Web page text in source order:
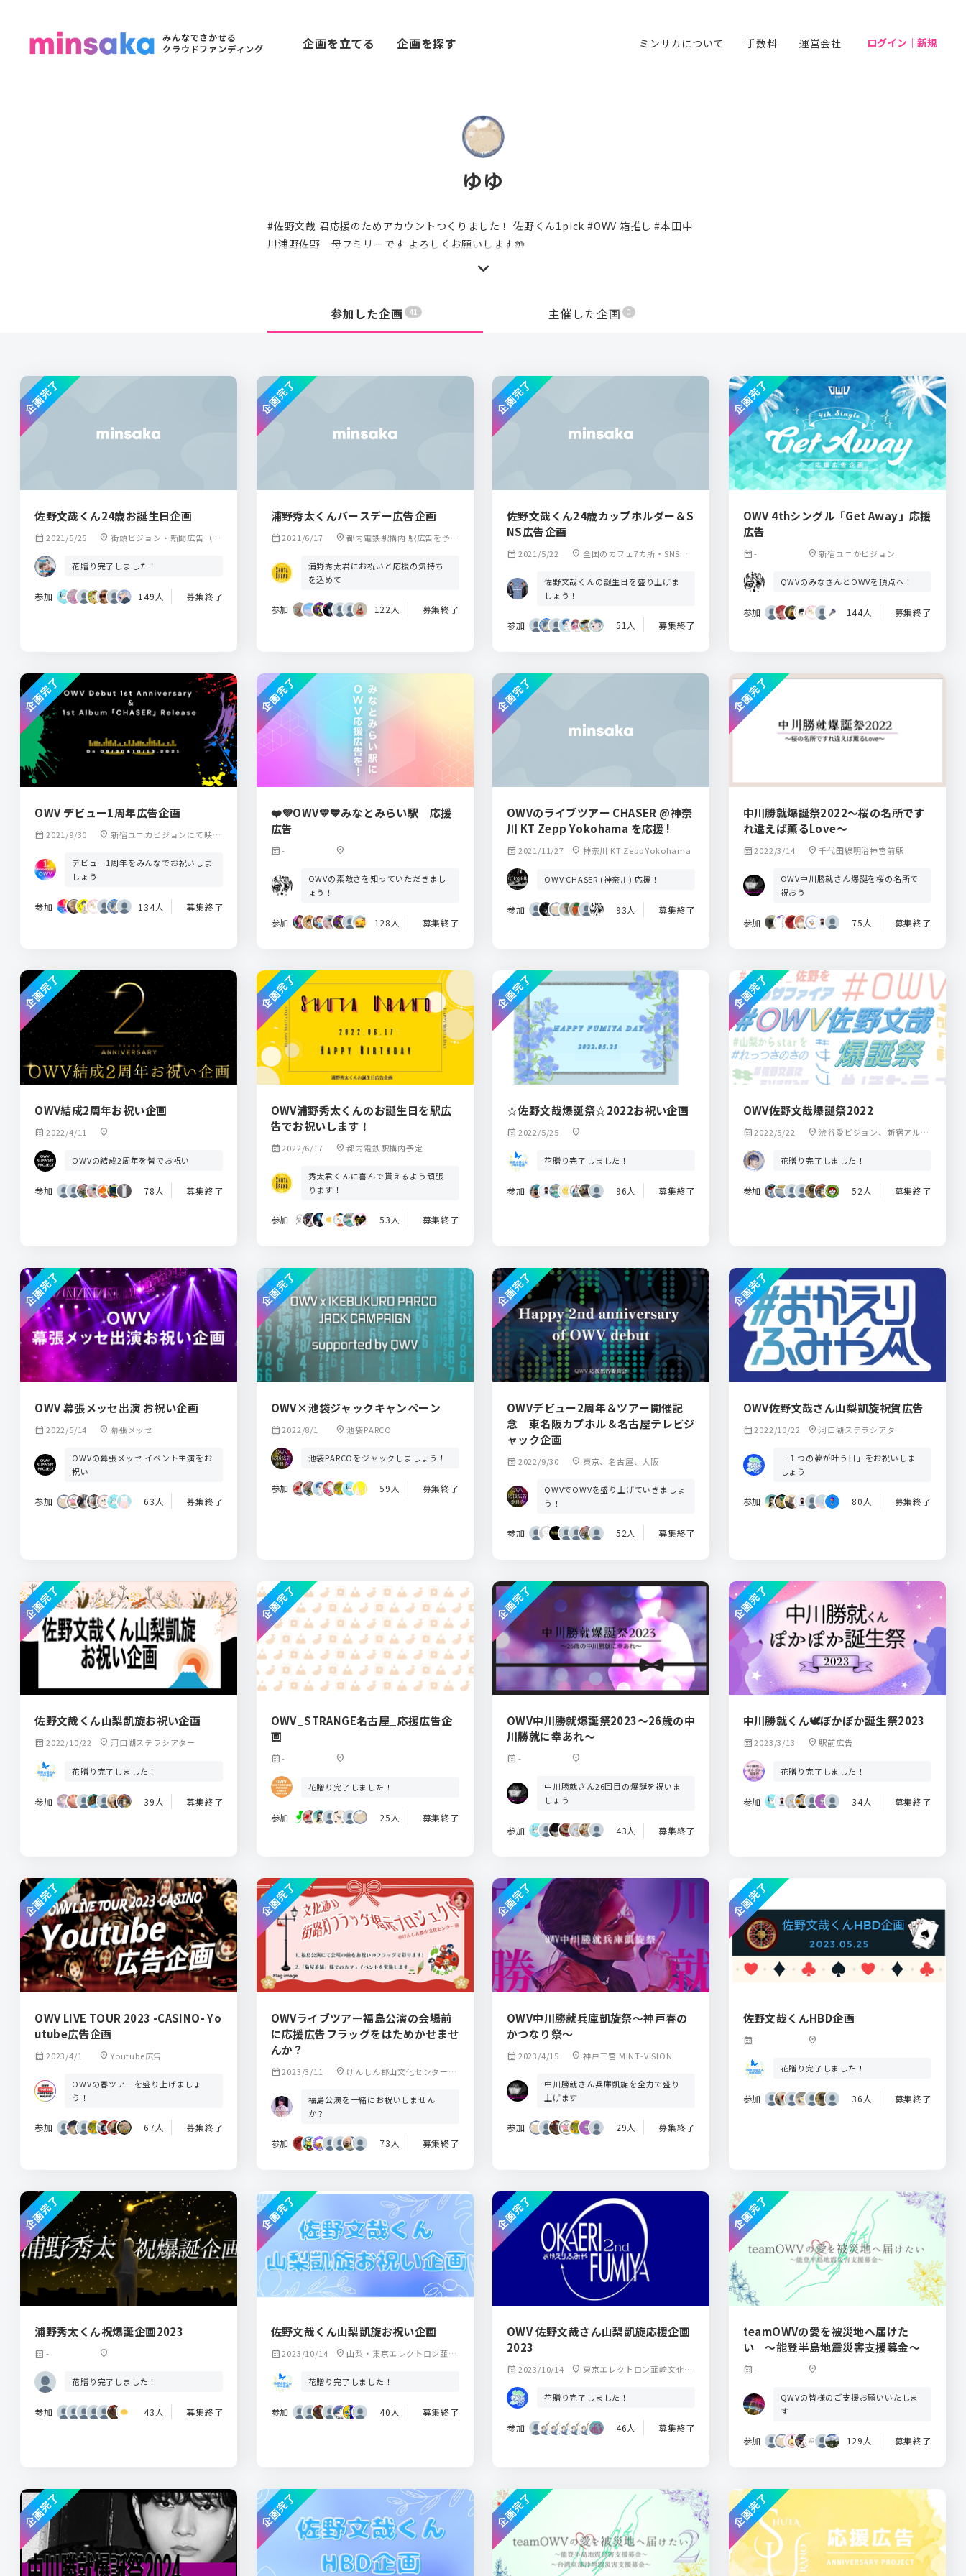
みんなでさかせる
クラウドファンディング
企画を立てる 企画を探す ミンサカについて 手数料 運営会社 ログイン｜新規
ゆゆ
#佐野文哉 君応援のためアカウントつくりました！ 佐野くん1pick #OWV 箱推し #本田中
川浦野佐野 母フミリーです よろしくお願いします🤲
参加した企画 41 主催した企画 0
佐野文哉くん24歳お誕生日企画
calendar_month 2021/5/25 location_on 街頭ビジョン・新聞広告（詳
花贈り完了しました！
参加 149人 募集終了
企画完了
浦野秀太くんバースデー広告企画
calendar_month2021/6/17 location_on 都内電鉄駅構内 駅広告を予定
浦野秀太君にお祝いと応援の気持ち
を込めて
参加 122人 募集終了
企画完了
佐野文哉くん24歳カップホルダー＆S
NS広告企画
calendar_month 2021/5/22 location_on 全国のカフェ7カ所・SNS広
佐野文哉くんの誕生日を盛り上げま
しょう！
参加 51人 募集終了
企画完了
OWV 4thシングル「Get Away」応援
広告
calendar_month- location_on 新宿ユニかビジョン
QWVのみなさんとOWVを頂点へ！
参加 144人 募集終了
企画完了
OWV デビュー1周年広告企画
calendar_month 2021/9/30 location_on 新宿ユニカビジョンにて映像
ポスター広告掲出
デビュー1周年をみんなでお祝いしま
しょう
参加 134人 募集終了
企画完了
❤️💜OWV💛💙みなとみらい駅 応援
広告
calendar_month- location_on
OWVの素敵さを知っていただきまし
ょう！
参加 128人 募集終了
企画完了
OWVのライブツアー CHASER @神奈
川 KT Zepp Yokohama を応援 !
calendar_month 2021/11/27 location_on 神奈川 KT Zepp Yokohama
OWV CHASER (神奈川) 応援！
参加 93人 募集終了
企画完了
中川勝就爆誕祭2022～桜の名所です
れ違えば薫るLove～
calendar_month2022/3/14 location_on 千代田線明治神宮前駅
OWV中川勝就さん爆誕を桜の名所で
祝おう
参加 75人 募集終了
企画完了
OWV結成2周年お祝い企画
calendar_month 2022/4/11 location_on
OWVの結成2周年を皆でお祝い
参加 78人 募集終了
企画完了
OWV浦野秀太くんのお誕生日を駅広
告でお祝いします！
calendar_month2022/6/17 location_on 都内電鉄駅構内予定
秀太君くんに喜んで貰えるよう頑張
ります！
参加 53人 募集終了
企画完了
☆佐野文哉爆誕祭☆2022お祝い企画
calendar_month 2022/5/25 location_on
花贈り完了しました！
参加 96人 募集終了
企画完了
OWV佐野文哉爆誕祭2022
calendar_month2022/5/22 location_on 渋谷愛ビジョン、新宿アルタ
花贈り完了しました！
参加 52人 募集終了
企画完了
OWV 幕張メッセ出演 お祝い企画
calendar_month 2022/5/14 location_on 幕張メッセ
OWVの幕張メッセ イベント主演をお
祝い
参加 63人 募集終了
企画完了
OWV×池袋ジャックキャンペーン
calendar_month2022/8/1 location_on 池袋PARCO
池袋PARCOをジャックしましょう！
参加 59人 募集終了
企画完了
OWVデビュー2周年＆ツアー開催記
念 東名阪カプホル＆名古屋テレビジ
ャック企画
calendar_month 2022/9/30 location_on 東京、名古屋、大阪
QWVでOWVを盛り上げていきましょ
う！
参加 52人 募集終了
企画完了
OWV佐野文哉さん山梨凱旋祝賀広告
calendar_month2022/10/22 location_on 河口湖ステラシアター
「１つの夢が叶う日」をお祝いしま
しょう
参加 80人 募集終了
企画完了
佐野文哉くん山梨凱旋お祝い企画
calendar_month 2022/10/22 location_on 河口湖ステラシアター
花贈り完了しました！
参加 39人 募集終了
企画完了
OWV_STRANGE名古屋_応援広告企
画
calendar_month- location_on
花贈り完了しました！
参加 25人 募集終了
企画完了
OWV中川勝就爆誕祭2023～26歳の中
川勝就に幸あれ～
calendar_month - location_on
中川勝就さん26回目の爆誕を祝いま
しょう
参加 43人 募集終了
企画完了
中川勝就くん🕊ぽかぽか誕生祭2023
calendar_month2023/3/13 location_on 駅前広告
花贈り完了しました！
参加 34人 募集終了
企画完了
OWV LIVE TOUR 2023 -CASINO- Yo
utube広告企画
calendar_month 2023/4/1 location_on Youtube広告
OWVの春ツアーを盛り上げましょ
う！
参加 67人 募集終了
企画完了
OWVライブツアー福島公演の会場前
に応援広告フラッグをはためかせませ
んか？
calendar_month2023/3/11 location_on けんしん郡山文化センター
福島公演を一緒にお祝いしません
か？
参加 73人 募集終了
企画完了
OWV中川勝就兵庫凱旋祭～神戸春の
かつなり祭～
calendar_month 2023/4/15 location_on 神戸三宮 MINT-VISION
中川勝就さん兵庫凱旋を全力で盛り
上げます
参加 29人 募集終了
企画完了
佐野文哉くんHBD企画
calendar_month- location_on
花贈り完了しました！
参加 36人 募集終了
企画完了
浦野秀太くん祝爆誕企画2023
calendar_month - location_on
花贈り完了しました！
参加 43人 募集終了
企画完了
佐野文哉くん山梨凱旋お祝い企画
calendar_month2023/10/14 location_on 山梨・東京エレクトロン韮崎
花贈り完了しました！
参加 40人 募集終了
企画完了
OWV 佐野文哉さん山梨凱旋応援企画
2023
calendar_month 2023/10/14 location_on 東京エレクトロン韮崎文化ホ
花贈り完了しました！
参加 46人 募集終了
企画完了
teamOWVの愛を被災地へ届けた
い 〜能登半島地震災害支援募金〜
calendar_month- location_on
QWVの皆様のご支援お願いいたしま
す
参加 129人 募集終了
企画完了
企画完了 企画完了 企画完了 企画完了